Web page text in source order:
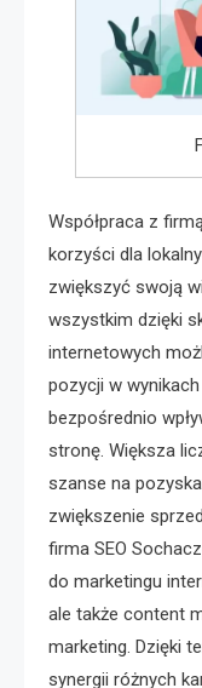
Współpraca z
korzyści dla
zwiększyć swoją
wszystkim dzięki
internetowych
pozycji w
bezpośrednio
stronę. Większa
szanse na
zwiększenie
firma SEO
do marketingu
ale także content
marketing. Dzięki
synergii różnych